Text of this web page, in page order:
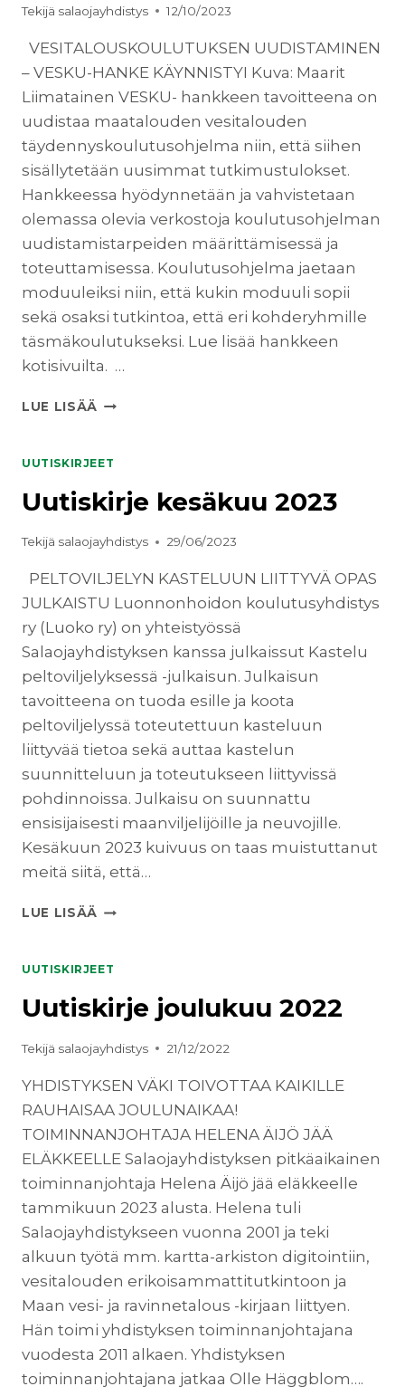
Tekijä salaojayhdistys 12/10/2023
VESITALOUSKOULUTUKSEN UUDISTAMINEN
– VESKU-HANKE KÄYNNISTYI Kuva: Maarit
Liimatainen VESKU- hankkeen tavoitteena on
uudistaa maatalouden vesitalouden
täydennyskoulutusohjelma niin, että siihen
sisällytetään uusimmat tutkimustulokset.
Hankkeessa hyödynnetään ja vahvistetaan
olemassa olevia verkostoja koulutusohjelman
uudistamistarpeiden määrittämisessä ja
toteuttamisessa. Koulutusohjelma jaetaan
moduuleiksi niin, että kukin moduuli sopii
sekä osaksi tutkintoa, että eri kohderyhmille
täsmäkoulutukseksi. Lue lisää hankkeen
kotisivuilta. …
LUE LISÄÄ UUTISKIRJE
UUTISKIRJEET
Uutiskirje kesäkuu 2023
Tekijä salaojayhdistys 29/06/2023
PELTOVILJELYN KASTELUUN LIITTYVÄ OPAS
JULKAISTU Luonnonhoidon koulutusyhdistys
ry (Luoko ry) on yhteistyössä
Salaojayhdistyksen kanssa julkaissut Kastelu
peltoviljelyksessä -julkaisun. Julkaisun
tavoitteena on tuoda esille ja koota
peltoviljelyssä toteutettuun kasteluun
liittyvää tietoa sekä auttaa kastelun
suunnitteluun ja toteutukseen liittyvissä
pohdinnoissa. Julkaisu on suunnattu
ensisijaisesti maanviljelijöille ja neuvojille.
Kesäkuun 2023 kuivuus on taas muistuttanut
meitä siitä, että…
LUE LISÄÄ UUTISKIRJE
UUTISKIRJEET
Uutiskirje joulukuu 2022
Tekijä salaojayhdistys 21/12/2022
YHDISTYKSEN VÄKI TOIVOTTAA KAIKILLE
RAUHAISAA JOULUNAIKAA!
TOIMINNANJOHTAJA HELENA ÄIJÖ JÄÄ
ELÄKKEELLE Salaojayhdistyksen pitkäaikainen
toiminnanjohtaja Helena Äijö jää eläkkeelle
tammikuun 2023 alusta. Helena tuli
Salaojayhdistykseen vuonna 2001 ja teki
alkuun työtä mm. kartta-arkiston digitointiin,
vesitalouden erikoisammattitutkintoon ja
Maan vesi- ja ravinnetalous -kirjaan liittyen.
Hän toimi yhdistyksen toiminnanjohtajana
vuodesta 2011 alkaen. Yhdistyksen
toiminnanjohtajana jatkaa Olle Häggblom….